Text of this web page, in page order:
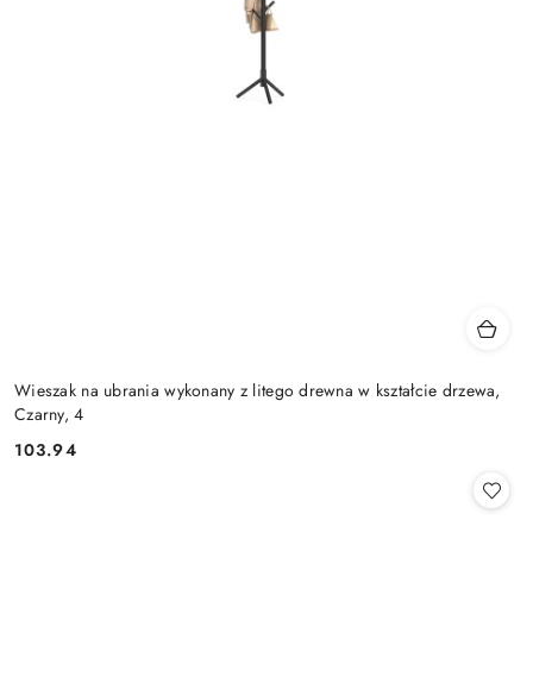
Wieszak na ubrania wykonany z litego drewna w kształcie drzewa,
Czarny, 4
Cena:
103.94